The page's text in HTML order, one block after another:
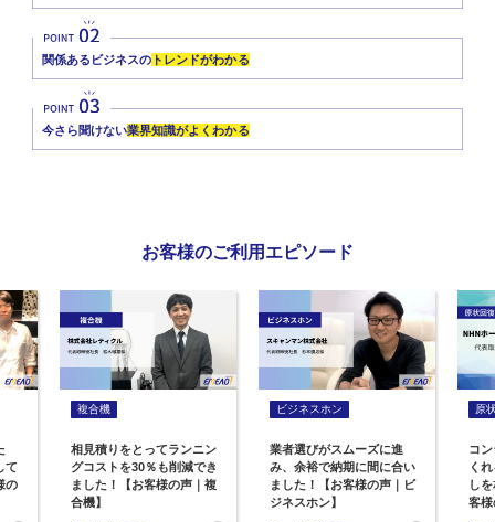
関係あるビジネスの トレンドがわかる
今さら聞けない業界知識がよくわかる
お客様のご利用エピソード
て
の
複合機
相見積りをとってランニン
グコストを30％も削減でき
ました！【お客様の声｜複
合機】
ビジネスホン
業者選びがスムーズに進
み、余裕で納期に間に合い
ました！【お客様の声｜ビ
ジネスホン】
原
コ
く
し
客